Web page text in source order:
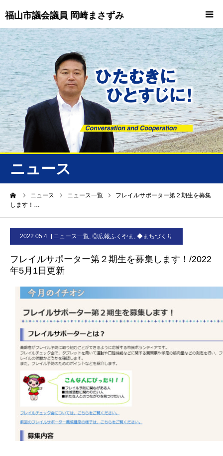
福山市議会議員 岡崎まさずみ
ニュース
ニュース ニュース一覧
フレイルサポーター第２期生を募集
します！…
2022.05.4 ニュース一覧, ◎広報ふくやま , ◆まちづくり
フレイルサポーター第２期生を募集します！/2022
年5月1日更新
HOME
重要情報
プロフィール
ニュース/トピックス
ニュース
お問合せ